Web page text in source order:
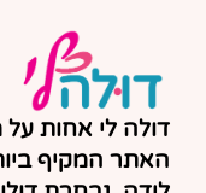
דולה לי אחות
האתר המקיף